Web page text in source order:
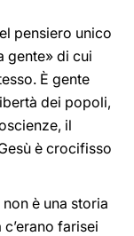
pensiero unico
gente» di cui
È gente
dei popoli,
il
è crocifisso
è una storia
farisei